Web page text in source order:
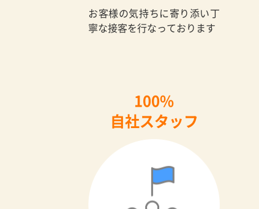
お客様の気持ちに寄り添い丁
寧な接客を行なっております
100%
自社スタッフ